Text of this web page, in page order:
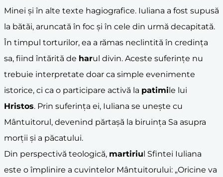
Minei și în alte texte hagiografice. Iuliana a fost supusă
la bătăi, aruncată în foc și în cele din urmă decapitată.
În timpul torturilor, ea a rămas neclintită în credința
sa, fiind întărită de harul divin. Aceste suferințe nu
trebuie interpretate doar ca simple evenimente
istorice, ci ca o participare activă la patimile lui
Hristos. Prin suferința ei, Iuliana se unește cu
Mântuitorul, devenind părtașă la biruința Sa asupra
morții și a păcatului.
Din perspectivă teologică, martiriul Sfintei Iuliana
este o împlinire a cuvintelor Mântuitorului: „Oricine va